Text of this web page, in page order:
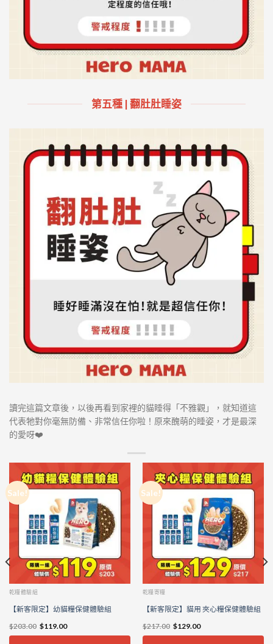
第五種 | 翻肚肚睡姿
讀完這篇文章後，以後再看到家裡的貓睡得「不雅觀」，就知道這
代表牠對你毫無防備、非常信任你啦！原來醜萌的睡姿，才是最深
的愛呀❤️
Sale!
乾糧體驗組
【新客限定】幼貓糧保健體驗組
$203.00 $119.00
Sale!
乾糧寄糧
【新客限定】貓用 夾心糧保健體驗組
$217.00 $129.00